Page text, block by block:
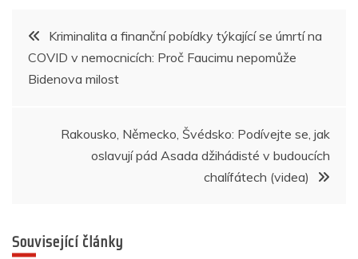
o
o
p
p
g
er
n
m
Navigace
pro
Kriminalita a finanční pobídky týkající se úmrtí na
COVID v nemocnicích: Proč Faucimu nepomůže
Bidenova milost
Rakousko, Německo, Švédsko: Podívejte se, jak
oslavují pád Asada džihádisté v budoucích
chalífátech (videa)
Související články